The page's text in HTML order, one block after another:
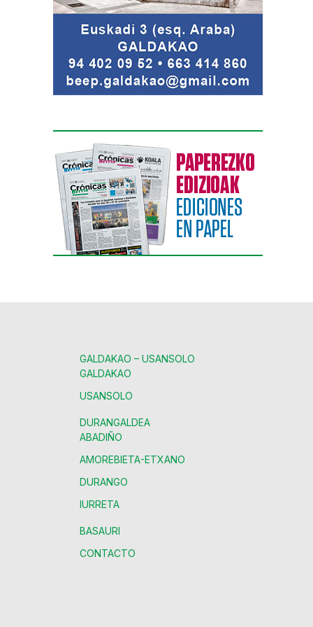
GALDAKAO – USANSOLO
GALDAKAO
USANSOLO
DURANGALDEA
ABADIÑO
AMOREBIETA-ETXANO
DURANGO
IURRETA
BASAURI
CONTACTO